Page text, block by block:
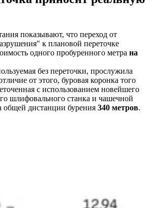
показывают, что переход от
к плановой переточке
одного пробуренного метра на
без переточки, прослужила
от этого, буровая коронка того
с использованием новейшего
шлифовального станка и чашечной
общей дистанции бурения 340 метров.